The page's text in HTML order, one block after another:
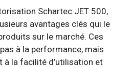
Schartec JET 500,
avantages clés qui le
sur le marché. Ces
à la performance, mais
à la facilité d’utilisation et